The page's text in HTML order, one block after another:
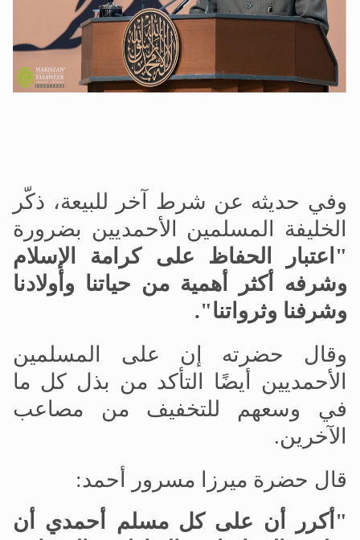
وفي حديثه عن شرط آخر للبيعة، ذكّر
الخليفة المسلمين الأحمديين بضرورة
"اعتبار الحفاظ على كرامة الإسلام
وشرفه أكثر أهمية من حياتنا وأولادنا
وشرفنا وثرواتنا".
وقال حضرته إن على المسلمين
الأحمديين أيضًا التأكد من بذل كل ما
في وسعهم للتخفيف من مصاعب
الآخرين.
قال حضرة ميرزا مسرور أحمد:
"أكرر أن على كل مسلم أحمدي أن